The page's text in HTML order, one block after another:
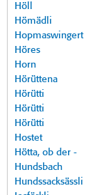
Höll
Hömädli
Hopmaswingert
Höres
Horn
Hörüttena
Hörütti
Hörütti
Hörütti
Hostet
Hötta, ob der -
Hundsbach
Hundssacksässli